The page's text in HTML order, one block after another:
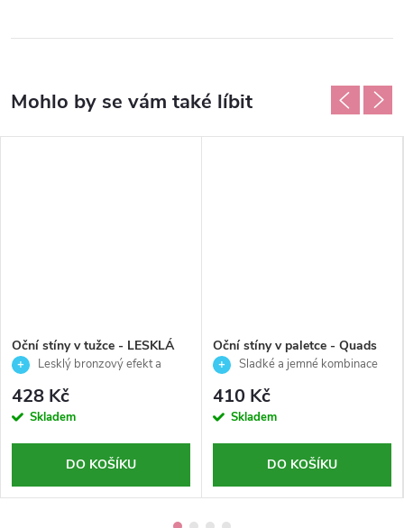
Oční stíny v tužce - LESKLÁ
BRONZOVÁ - Palladio - 1,2g
Lesklý bronzový efekt a
428 Kč
Skladem
DO KOŠÍKU
Oční stíny v paletce - Quads
HONEY PIE - Palladio - 4,1 g
Sladké a jemné kombinace
410 Kč
Skladem
DO KOŠÍKU